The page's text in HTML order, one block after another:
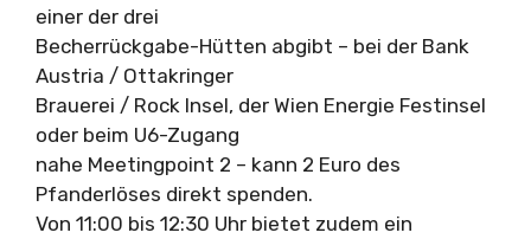
einer der drei
Becherrückgabe-Hütten abgibt – bei der Bank
Austria / Ottakringer
Brauerei / Rock Insel, der Wien Energie Festinsel
oder beim U6-Zugang
nahe Meetingpoint 2 – kann 2 Euro des
Pfanderlöses direkt spenden.
Von 11:00 bis 12:30 Uhr bietet zudem ein